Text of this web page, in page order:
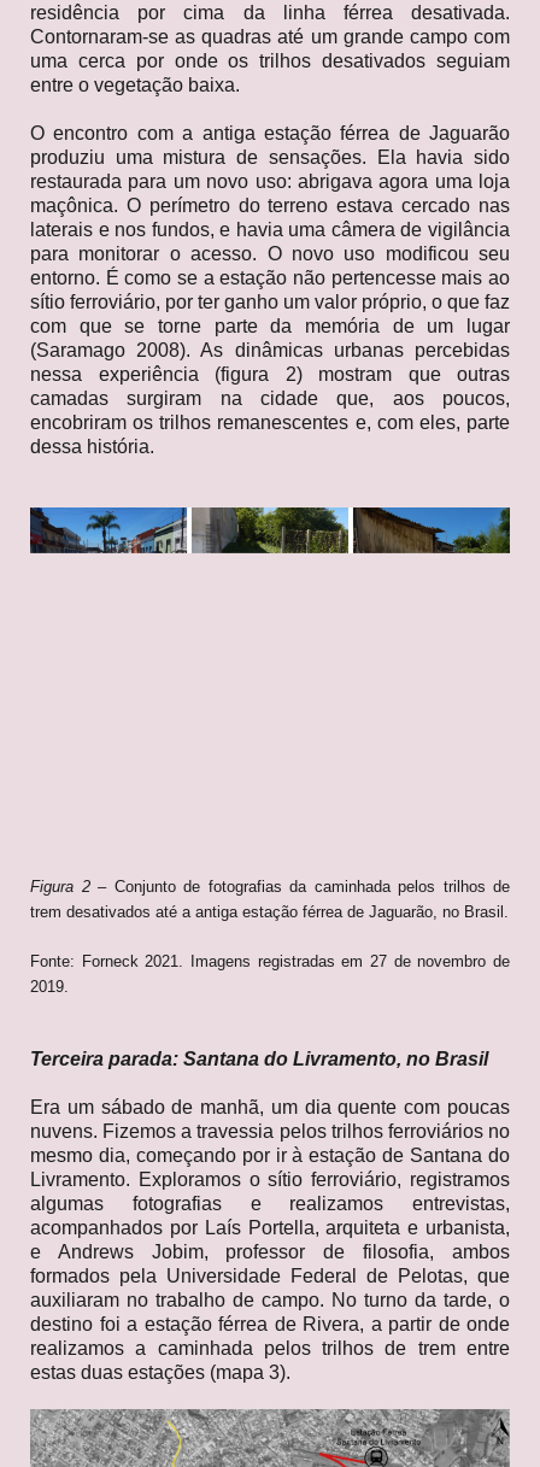
residência por cima da linha férrea desativada.
Contornaram-se as quadras até um grande campo com
uma cerca por onde os trilhos desativados seguiam
entre o vegetação baixa.
O encontro com a antiga estação férrea de Jaguarão
produziu uma mistura de sensações. Ela havia sido
restaurada para um novo uso: abrigava agora uma loja
maçônica. O perímetro do terreno estava cercado nas
laterais e nos fundos, e havia uma câmera de vigilância
para monitorar o acesso. O novo uso modificou seu
entorno. É como se a estação não pertencesse mais ao
sítio ferroviário, por ter ganho um valor próprio, o que faz
com que se torne parte da memória de um lugar
(Saramago 2008). As dinâmicas urbanas percebidas
nessa experiência (figura 2) mostram que outras
camadas surgiram na cidade que, aos poucos,
encobriram os trilhos remanescentes e, com eles, parte
dessa história.
Figura 2 – Conjunto de fotografias da caminhada pelos trilhos de
trem desativados até a antiga estação férrea de Jaguarão, no Brasil.
Fonte: Forneck 2021. Imagens registradas em 27 de novembro de
2019.
Terceira parada: Santana do Livramento, no Brasil
Era um sábado de manhã, um dia quente com poucas
nuvens. Fizemos a travessia pelos trilhos ferroviários no
mesmo dia, começando por ir à estação de Santana do
Livramento. Exploramos o sítio ferroviário, registramos
algumas fotografias e realizamos entrevistas,
acompanhados por Laís Portella, arquiteta e urbanista,
e Andrews Jobim, professor de filosofia, ambos
formados pela Universidade Federal de Pelotas, que
auxiliaram no trabalho de campo. No turno da tarde, o
destino foi a estação férrea de Rivera, a partir de onde
realizamos a caminhada pelos trilhos de trem entre
estas duas estações (mapa 3).